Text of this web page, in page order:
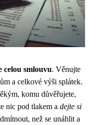
celou smlouvu. Věnujte
a celkové výši splátek.
komu důvěřujete,
nic pod tlakem a dejte si
než se unáhlit a